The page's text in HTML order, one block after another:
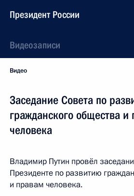
Президент России
Видеозаписи
Видео
Заседание Совета по
гражданского общества и
человека
Владимир Путин провёл
Президенте по развитию
и правам человека.